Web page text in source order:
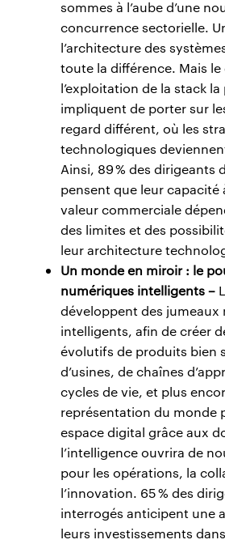
sommes à l’aube d’une
concurrence sectorielle.
l’architecture des
toute la différence. Mais
l’exploitation de la stack
impliquent de porter sur
regard différent, où les
technologiques
Ainsi, 89 % des dirigeants
pensent que leur capacité
valeur commerciale
des limites et des
leur architecture
Un monde en miroir : le
numériques intelligents –
développent des jumeaux
intelligents, afin de créer
évolutifs de produits bien
d’usines, de chaînes
cycles de vie, et plus
représentation du monde
espace digital grâce aux
l’intelligence ouvrira de
pour les opérations, la
l’innovation. 65 % des
interrogés anticipent une
leurs investissements